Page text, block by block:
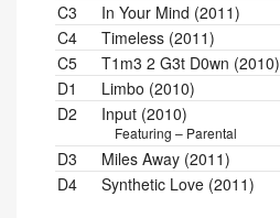
C3
In Your Mind (2011)
C4
Timeless (2011)
C5
T1m3 2 G3t D0wn (2010)
D1
Limbo (2010)
D2
Input (2010)
Featuring – Parental
D3
Miles Away (2011)
D4
Synthetic Love (2011)